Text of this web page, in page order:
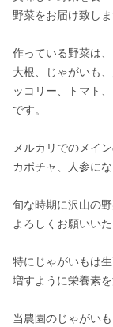
野菜をお届け致し
作っている野菜は、
大根、じゃがいも
ッコリー、トマト
です。
メルカリでのメイ
カボチャ、人参にな
旬な時期に沢山の
よろしくお願いい
特にじゃがいもは
増すように栄養素
当農園のじゃがい